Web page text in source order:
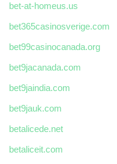
bet-at-homeus.us
bet365casinosverige.com
bet99casinocanada.org
bet9jacanada.com
bet9jaindia.com
bet9jauk.com
betalicede.net
betaliceit.com